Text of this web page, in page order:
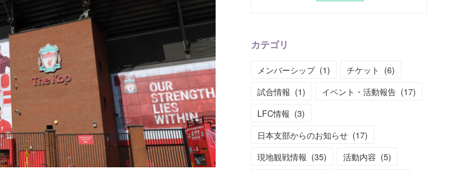
カテゴリ
メンバーシップ (1) チケット (6)
試合情報 (1) イベント・活動報告 (17)
LFC情報 (3)
日本支部からのお知らせ (17)
現地観戦情報 (35) 活動内容 (5)